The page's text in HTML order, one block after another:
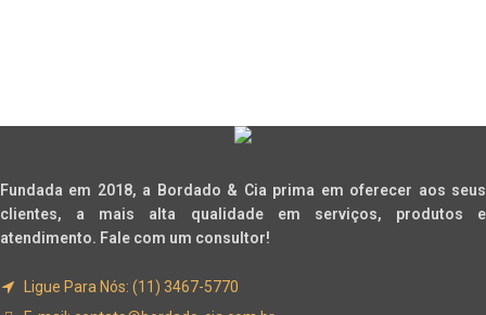
Fundada em 2018, a Bordado & Cia prima em oferecer aos seus
clientes, a mais alta qualidade em serviços, produtos e
atendimento. Fale com um consultor!
Ligue Para Nós: (11) 3467-5770